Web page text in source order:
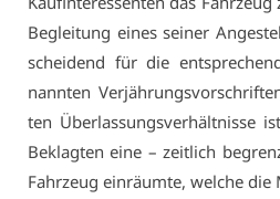
Be­glei­tung ei­nes sei­ner
schei­dend für die
nann­ten
ten Über­las­sungs­ver­hält­nis­se
Be­klag­ten ei­ne – zeit­lich
Fahr­zeug ein­räum­te, wel­che